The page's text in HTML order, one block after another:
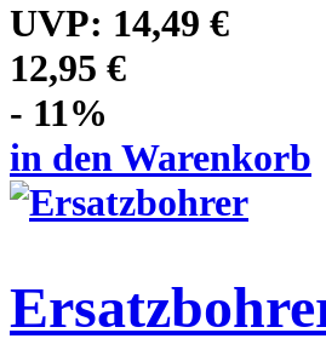
UVP: 14,49 €
12,95 €
- 11%
in den Warenkorb